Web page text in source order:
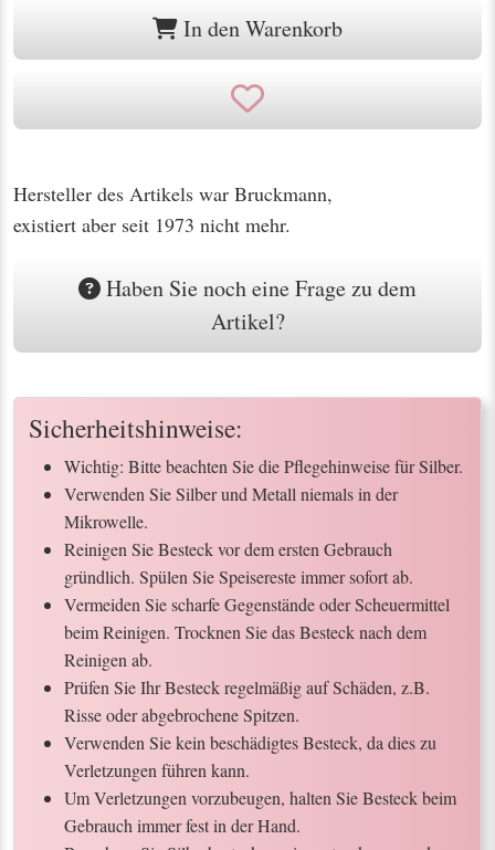
In den Warenkorb
Hersteller des Artikels war Bruckmann,
existiert aber seit 1973 nicht mehr.
Haben Sie noch eine Frage zu dem
Artikel?
Sicherheitshinweise:
Wichtig: Bitte beachten Sie die Pflegehinweise für Silber.
Verwenden Sie Silber und Metall niemals in der
Mikrowelle.
Reinigen Sie Besteck vor dem ersten Gebrauch
gründlich. Spülen Sie Speisereste immer sofort ab.
Vermeiden Sie scharfe Gegenstände oder Scheuermittel
beim Reinigen. Trocknen Sie das Besteck nach dem
Reinigen ab.
Prüfen Sie Ihr Besteck regelmäßig auf Schäden, z.B.
Risse oder abgebrochene Spitzen.
Verwenden Sie kein beschädigtes Besteck, da dies zu
Verletzungen führen kann.
Um Verletzungen vorzubeugen, halten Sie Besteck beim
Gebrauch immer fest in der Hand.